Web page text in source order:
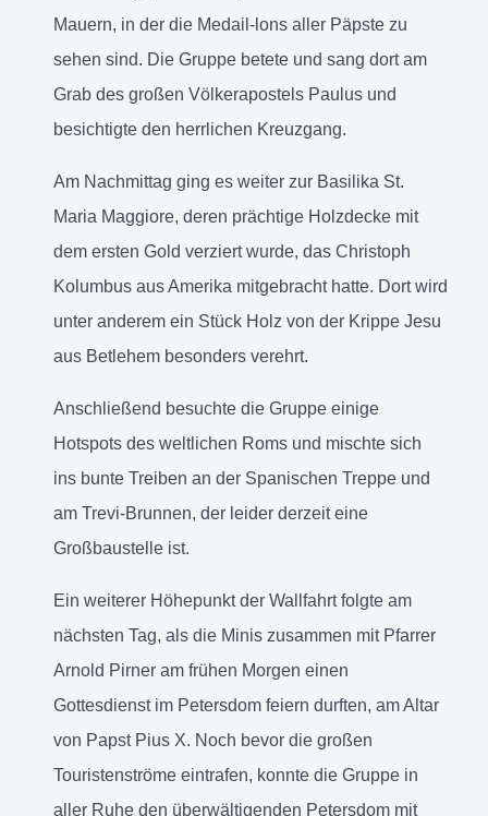
Mauern, in der die Medail-lons aller Päpste zu
sehen sind. Die Gruppe betete und sang dort am
Grab des großen Völkerapostels Paulus und
besichtigte den herrlichen Kreuzgang.
Am Nachmittag ging es weiter zur Basilika St.
Maria Maggiore, deren prächtige Holzdecke mit
dem ersten Gold verziert wurde, das Christoph
Kolumbus aus Amerika mitgebracht hatte. Dort wird
unter anderem ein Stück Holz von der Krippe Jesu
aus Betlehem besonders verehrt.
Anschließend besuchte die Gruppe einige
Hotspots des weltlichen Roms und mischte sich
ins bunte Treiben an der Spanischen Treppe und
am Trevi-Brunnen, der leider derzeit eine
Großbaustelle ist.
Ein weiterer Höhepunkt der Wallfahrt folgte am
nächsten Tag, als die Minis zusammen mit Pfarrer
Arnold Pirner am frühen Morgen einen
Gottesdienst im Petersdom feiern durften, am Altar
von Papst Pius X. Noch bevor die großen
Touristenströme eintrafen, konnte die Gruppe in
aller Ruhe den überwältigenden Petersdom mit